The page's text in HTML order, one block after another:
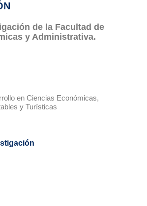
de la Facultad de
y Administrativa.
en Ciencias Económicas,
y Turísticas